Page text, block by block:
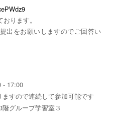
ります。
出をお願いしますのでご回答い
- 17:00
すので連続して参加可能です
グループ学習室３